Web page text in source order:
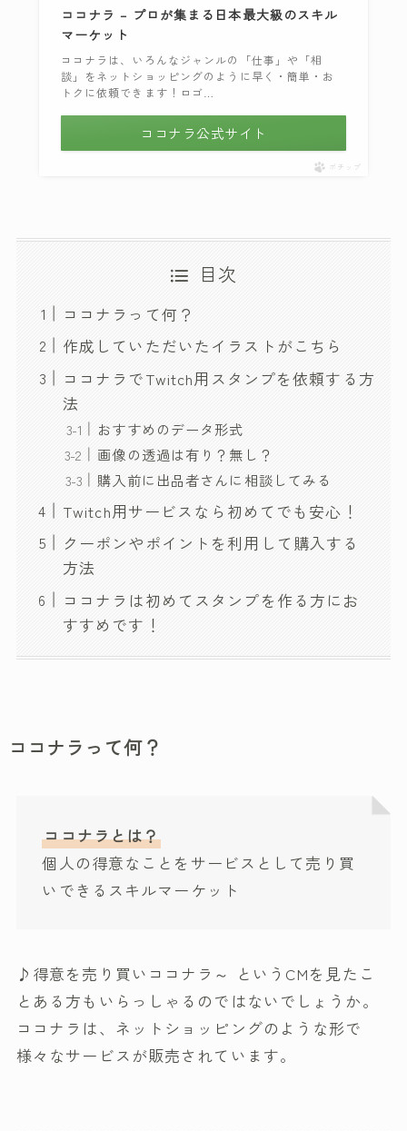
ココナラ – プロが集まる日本最大級のスキル
マーケット
ココナラは、いろんなジャンルの「仕事」や「相
談」をネットショッピングのように早く・簡単・お
トクに依頼できます！ロゴ…
ココナラ公式サイト
ポチップ
目次
ココナラって何？
作成していただいたイラストがこちら
ココナラでTwitch用スタンプを依頼する方
法
おすすめのデータ形式
画像の透過は有り？無し？
購入前に出品者さんに相談してみる
Twitch用サービスなら初めてでも安心！
クーポンやポイントを利用して購入する
方法
ココナラは初めてスタンプを作る方にお
すすめです！
ココナラって何？
ココナラとは？
個人の得意なことをサービスとして売り買
いできるスキルマーケット
♪得意を売り買いココナラ～ というCMを見たこ
とある方もいらっしゃるのではないでしょうか。
ココナラは、ネットショッピングのような形で
様々なサービスが販売されています。